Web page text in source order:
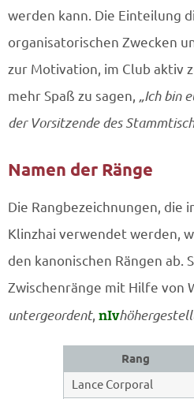
werden kann. Die Einteilung
organisatorischen Zwecken
zur Motivation, im Club aktiv
mehr Spaß zu sagen, „Ich bin
der Vorsitzende des
Namen der Ränge
Die Rangbezeichnungen, die
Klinzhai verwendet werden,
den kanonischen Rängen
Zwischenränge mit Hilfe von
untergeordent, nIv
Rang
Lance Corporal